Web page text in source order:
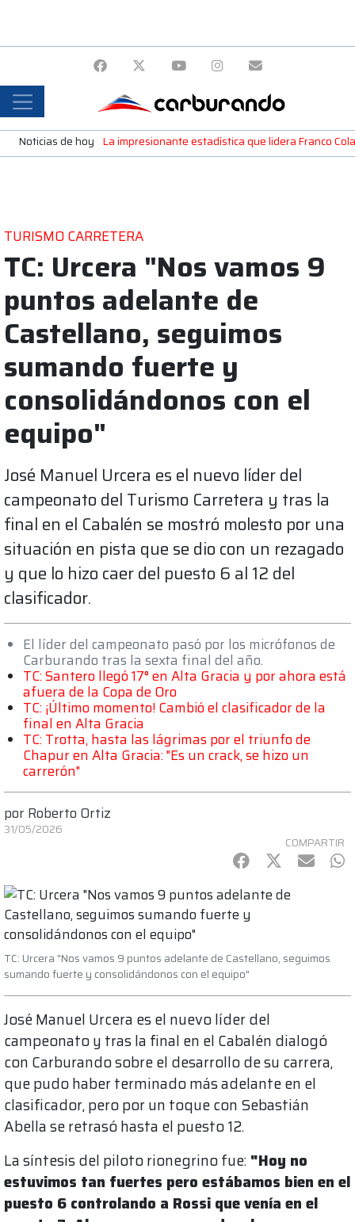
Noticias de hoy La impresionante estadística que lidera Franco
TURISMO CARRETERA
TC: Urcera "Nos vamos 9
puntos adelante de
Castellano, seguimos
sumando fuerte y
consolidándonos con el
equipo"
José Manuel Urcera es el nuevo líder del
campeonato del Turismo Carretera y tras la
final en el Cabalén se mostró molesto por una
situación en pista que se dio con un rezagado
y que lo hizo caer del puesto 6 al 12 del
clasificador.
El líder del campeonato pasó por los micrófonos de
Carburando tras la sexta final del año.
TC: Santero llegó 17° en Alta Gracia y por ahora está
afuera de la Copa de Oro
TC: ¡Último momento! Cambió el clasificador de la
final en Alta Gracia
TC: Trotta, hasta las lágrimas por el triunfo de
Chapur en Alta Gracia: "Es un crack, se hizo un
carrerón"
por Roberto Ortiz
31/05/2026
COMPARTIR
Facebook
Twitter
mail
TC: Urcera "Nos vamos 9 puntos adelante de Castellano, seguimos
sumando fuerte y consolidándonos con el equipo"
José Manuel Urcera es el nuevo líder del
campeonato y tras la final en el Cabalén dialogó
con Carburando sobre el desarrollo de su carrera,
que pudo haber terminado más adelante en el
clasificador, pero por un toque con Sebastián
Abella se retrasó hasta el puesto 12.
La síntesis del piloto rionegrino fue: "Hoy no
estuvimos tan fuertes pero estábamos bien en el
puesto 6 controlando a Rossi que venía en el